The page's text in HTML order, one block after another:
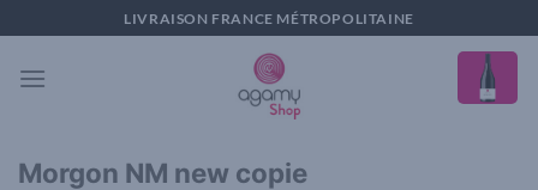
au
contenu
LIVRAISON FRANCE MÉTROPOLITAINE
Morgon NM new copie